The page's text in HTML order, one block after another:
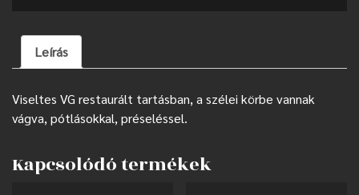
Leírás
Viseltes VG restaurált tartásban, a szélei körbe vannak
vágva, pótlásokkal, préseléssel.
Kapcsolódó termékek